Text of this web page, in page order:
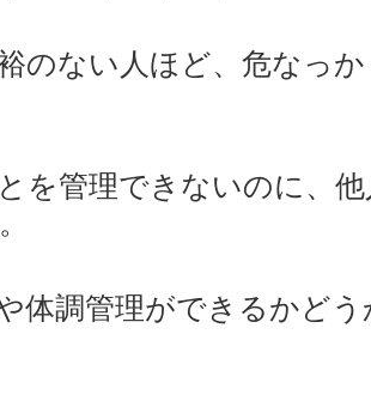
のない人ほど、危なっ
を管理できないのに、
体調管理ができるかど